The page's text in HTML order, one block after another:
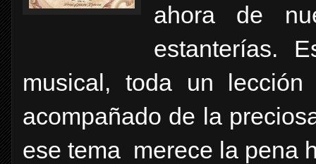
ahora de
estanterías.
musical, toda un
acompañado de la
ese tema merece la pena